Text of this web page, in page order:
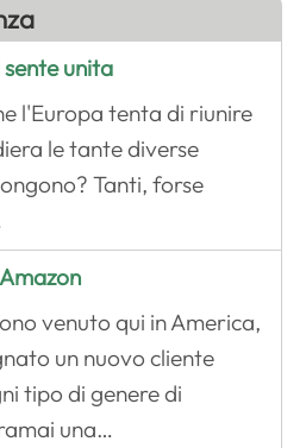
unita
l'Europa tenta di riunire
le tante diverse
Tanti, forse
venuto qui in America,
un nuovo cliente
tipo di genere di
una…